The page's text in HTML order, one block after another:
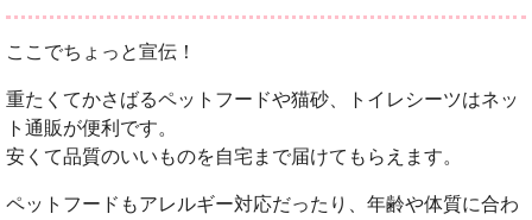
ここでちょっと宣伝！
重たくてかさばるペットフードや猫砂、トイレシーツはネッ
ト通販が便利です。
安くて品質のいいものを自宅まで届けてもらえます。
ペットフードもアレルギー対応だったり、年齢や体質に合わ